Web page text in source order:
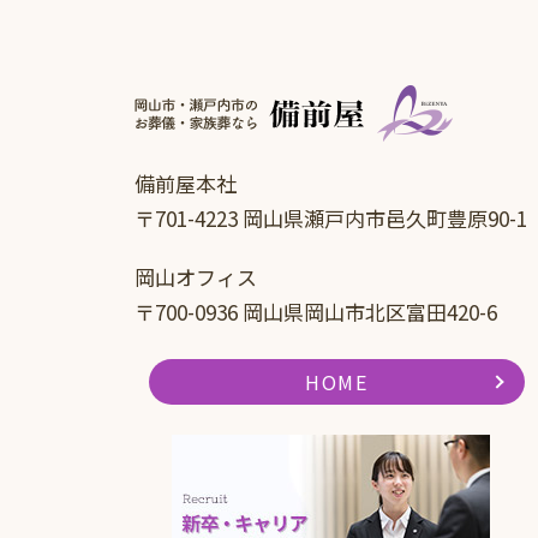
備前屋本社
〒701-4223 岡山県瀬戸内市邑久町豊原90-1
岡山オフィス
〒700-0936 岡山県岡山市北区富田420-6
HOME